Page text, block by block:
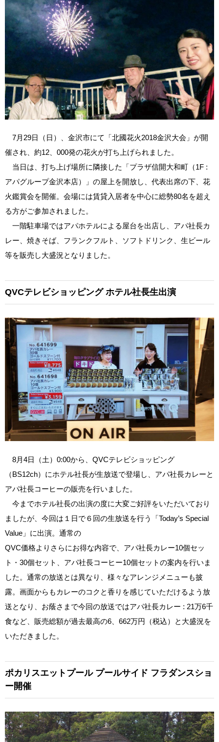
7月29日（日）、金沢市にて「北國花火2018金沢大会」が開
催され、約12、000発の花火が打ち上げられました。
当日は、打ち上げ場所に隣接した「プラザ信開大和町（1F :
アパグループ金沢本店）」の屋上を開放し、代表出席の下、花
火鑑賞会を開催。会場には賃貸入居者を中心に総勢80名を超え
る方がご参加されました。
一階駐車場ではアパホテルによる屋台を出店し、アパ社長カ
レー、焼きそば、フランクフルト、ソフトドリンク、生ビール
等を販売し大盛況となりました。
QVCテレビショッピングホテル社長生出演
8月4日（土）0:00から、QVCテレビショッピング
（BS12ch）にホテル社長が生放送で登場し、アパ社長カレーと
アパ社長コーヒーの販売を行いました。
今までホテル社長の出演の度に大変ご好評をいただいており
ましたが、今回は１日で６回の生放送を行う「Today’s Special
Value」に出演。通常の
QVC価格よりさらにお得な内容で、アパ社長カレー10個セッ
ト・30個セット、アパ社長コーヒー10個セットの案内を行いま
した。通常の放送とは異なり、様々なアレンジメニューも披
露。画面からもカレーのコクと香りを感じていただけるよう放
送となり、お蔭さまで今回の放送ではアパ社長カレー : 21万6千
食など、販売総額が過去最高の6、662万円（税込）と大盛況を
いただきました。
ポカリスエットプールプールサイド フラダンスショ
ー開催